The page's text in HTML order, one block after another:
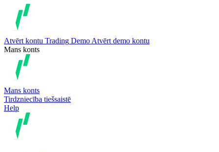
Atvērt kontu Trading Demo Atvērt demo kontu
Mans konts
Mans konts
Tirdzniecība tiešsaistē
Help